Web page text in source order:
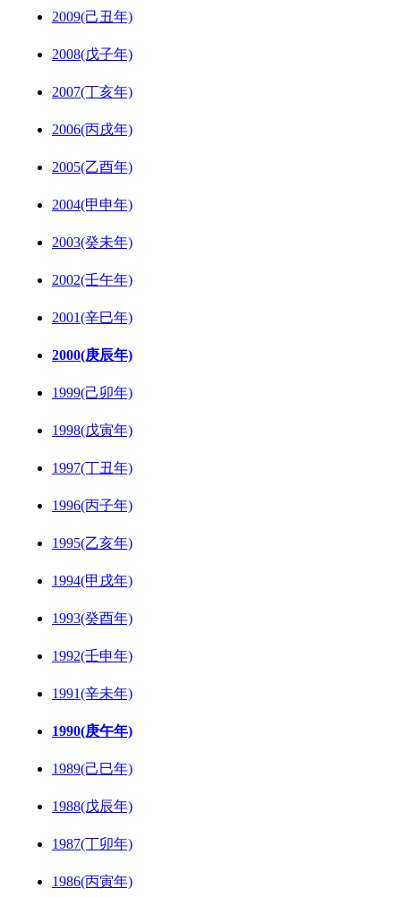
2009(己丑年)
2008(戊子年)
2007(丁亥年)
2006(丙戌年)
2005(乙酉年)
2004(甲申年)
2003(癸未年)
2002(壬午年)
2001(辛巳年)
2000(庚辰年)
1999(己卯年)
1998(戊寅年)
1997(丁丑年)
1996(丙子年)
1995(乙亥年)
1994(甲戌年)
1993(癸酉年)
1992(壬申年)
1991(辛未年)
1990(庚午年)
1989(己巳年)
1988(戊辰年)
1987(丁卯年)
1986(丙寅年)